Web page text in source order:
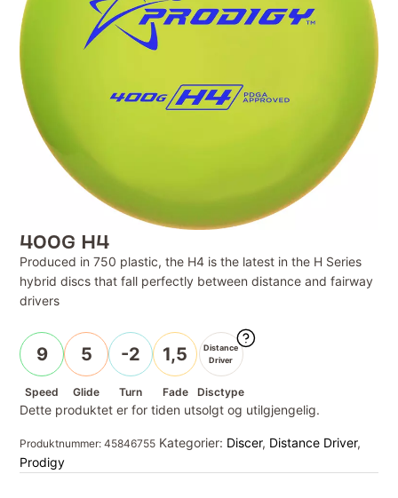
400G H4
Produced in 750 plastic, the H4 is the latest in the H Series
hybrid discs that fall perfectly between distance and fairway
drivers
9
Speed
5
Glide
-2
Turn
1,5
Fade
Distance
Driver
Disctype
Dette produktet er for tiden utsolgt og utilgjengelig.
Produktnummer:45846755 Kategorier: Discer, Distance Driver,
Prodigy